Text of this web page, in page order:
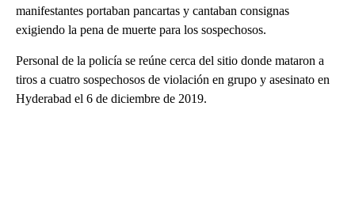
manifestantes portaban pancartas y cantaban consignas
exigiendo la pena de muerte para los sospechosos.
Personal de la policía se reúne cerca del sitio donde mataron a
tiros a cuatro sospechosos de violación en grupo y asesinato en
Hyderabad el 6 de diciembre de 2019.